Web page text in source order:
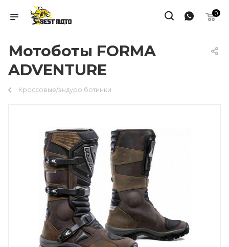
0
Мотоботы FORMA
ADVENTURE
Кроссовые/эндуро ботинки